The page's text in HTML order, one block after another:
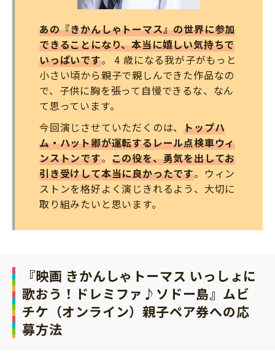
あの『きかんしゃトーマス』の世界に参加
できることになり、本当に嬉しい気持ちで
いっぱいです。 4 歳になる我が子がもっと
小さい頃から親子で親しんできた作品なの
で、子供に胸を張って自慢できるな、なん
て思っています。
今回演じさせていただくのは、トップハ
ム・ハット卿が運転するレール点検車ウィ
ンストンです。 この役を、勇気を出してお
引き受けして本当に良かったです。ウィン
ストンを格好よく演じきれるよう、大切に
取り組みたいと思います。
『映画 きかんしゃトーマス いっしょに
歌おう！ドレミファ♪ソドー島』 ムビ
チケ（オンライン）親子ペア券への応
募方法